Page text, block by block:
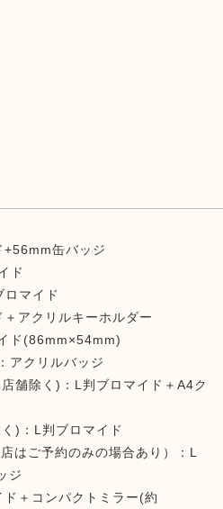
+56mm缶バッジ
ド
マイド
アクリルキーホルダー
ド(86mm×54mm)
アクリルバッジ
舗除く)：L判ブロマイド＋A4ク
)：L判ブロマイド
はご予約のみの場合あり）：L
ジ
＋コンパクトミラー(約